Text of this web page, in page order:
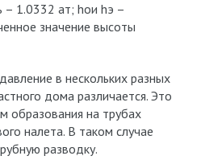
– 1.0332 ат; hoи hэ –
значение высоты
в нескольких разных
дома различается. Это
образования на трубах
налета. В таком случае
разводку.